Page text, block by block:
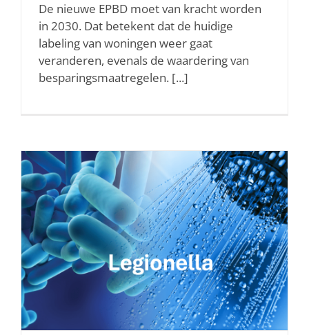
De nieuwe EPBD moet van kracht worden
in 2030. Dat betekent dat de huidige
labeling van woningen weer gaat
veranderen, evenals de waardering van
besparingsmaatregelen. [...]